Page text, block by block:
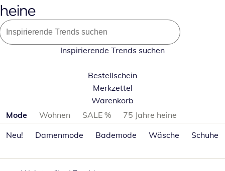
Inspirierende Trends suchen
Bestellschein
Merkzettel
Warenkorb
Produktkategorien überspringen
Mode Wohnen SALE %
75 Jahre heine
Neu!
Damenmode Bademode Wäsche Schuhe